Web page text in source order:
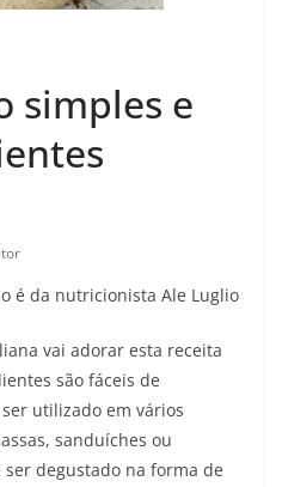
simples e
é da nutricionista Ale Luglio
vai adorar esta receita
são fáceis de
utilizado em vários
sanduíches ou
degustado na forma de